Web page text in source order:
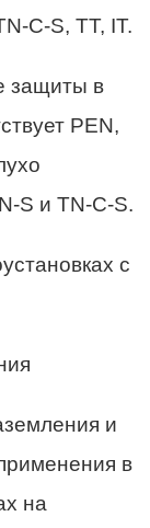
C-S, TT, IT.
защиты в
PEN,
S и TN-C-S.
с
и
в
на